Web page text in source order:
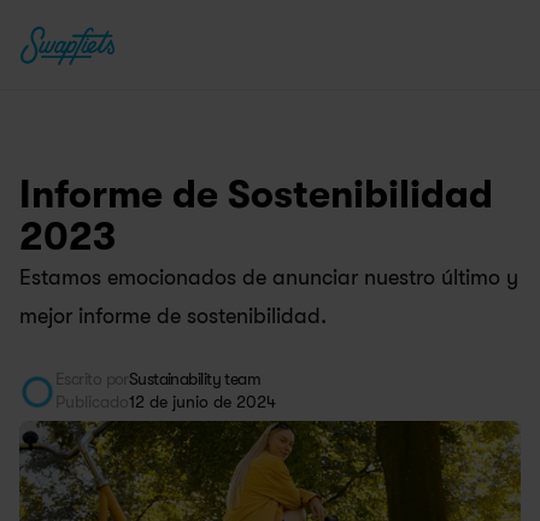
Informe de Sostenibilidad
2023
Estamos emocionados de anunciar nuestro último y
mejor informe de sostenibilidad.
Escrito por Sustainability team
Publicado12 de junio de 2024